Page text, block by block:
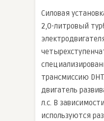
Силовая
2,0-литровый
трансмиссию
двигатель
л.с. В
используются